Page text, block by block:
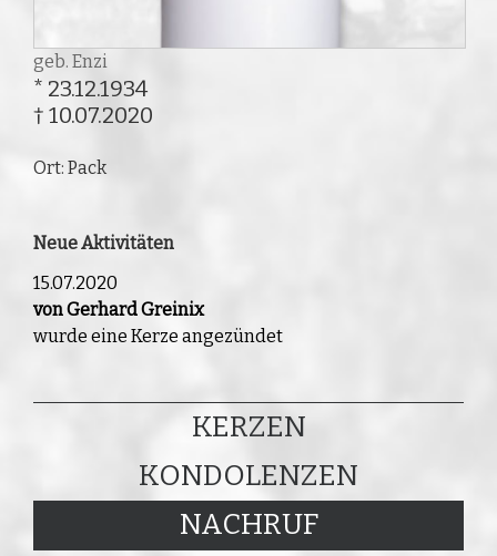
geb. Enzi
* 23.12.1934
† 10.07.2020
Ort: Pack
Neue Aktivitäten
15.07.2020
von Gerhard Greinix
wurde eine Kerze angezündet
KERZEN
KONDOLENZEN
NACHRUF